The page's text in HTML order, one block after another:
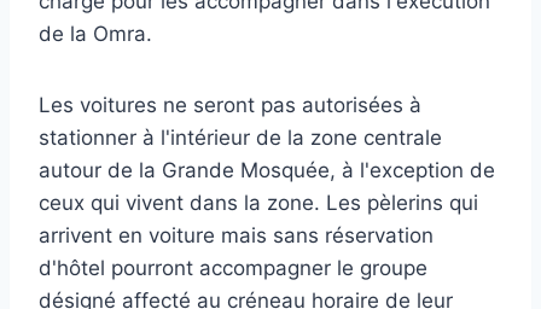
de la Omra.
Les voitures ne seront pas autorisées à
stationner à l'intérieur de la zone centrale
autour de la Grande Mosquée, à l'exception de
ceux qui vivent dans la zone. Les pèlerins qui
arrivent en voiture mais sans réservation
d'hôtel pourront accompagner le groupe
désigné affecté au créneau horaire de leur